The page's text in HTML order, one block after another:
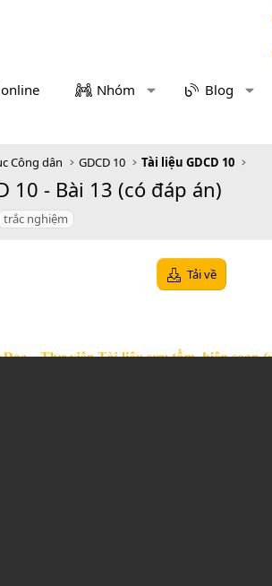
Nhóm Blog
Công dân GDCD 10 Tài liệu GDCD 10
10 - Bài 13 (có đáp án)
trắc nghiệm
Tải về